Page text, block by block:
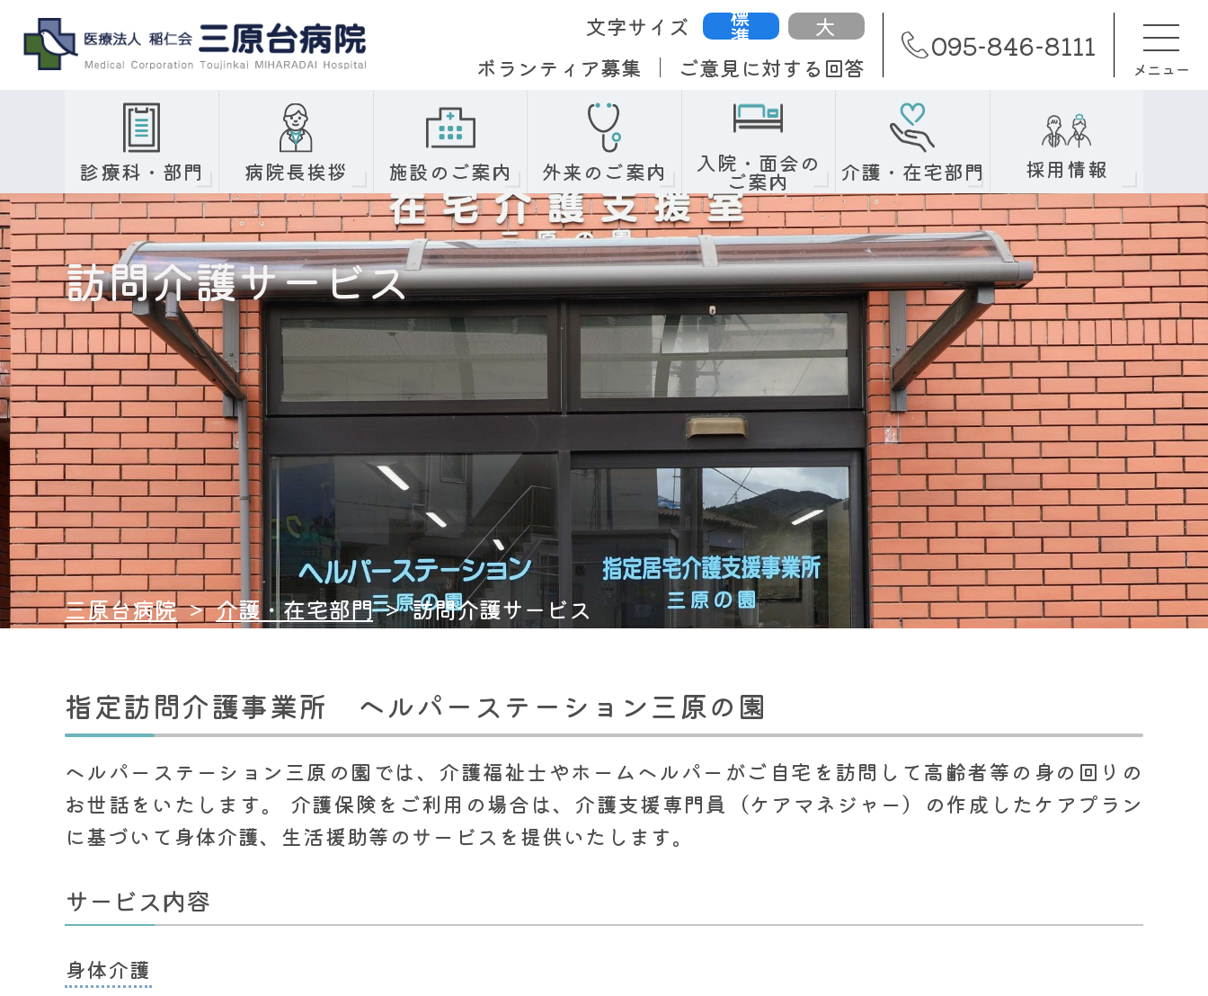
文字サイズ 標
準
大
ボランティア募集
ご意見に対する回答
095-846-8111
メニュー
診療科・部門 病院長挨拶 施設のご案内 外来のご案内 入院・面会の
ご案内 介護・在宅部門 採用情報
訪問介護サービス
三原台病院 > 介護・在宅部門 > 訪問介護サービス
指定訪問介護事業所 ヘルパーステーション三原の園
ヘルパーステーション三原の園では、介護福祉士やホームヘルパーがご自宅を訪問して高齢者等の身の回りの
お世話をいたします。 介護保険をご利用の場合は、介護支援専門員（ケアマネジャー）の作成したケアプラン
に基づいて身体介護、生活援助等のサービスを提供いたします。
サービス内容
身体介護